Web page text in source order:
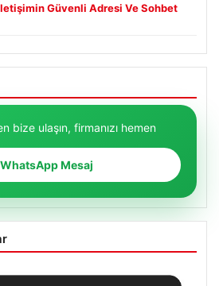
Güvenli Adresi Ve Sohbet
bize ulaşın, firmanızı hemen
WhatsApp Mesaj